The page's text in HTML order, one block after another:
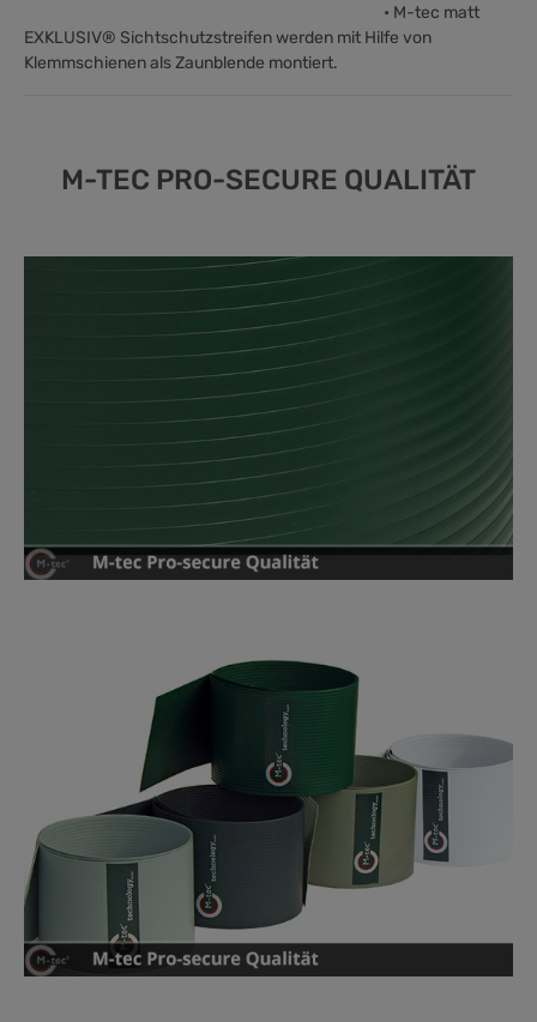
• M-tec matt
EXKLUSIV® Sichtschutzstreifen werden mit Hilfe von
Klemmschienen als Zaunblende montiert.
M-TEC PRO-SECURE QUALITÄT